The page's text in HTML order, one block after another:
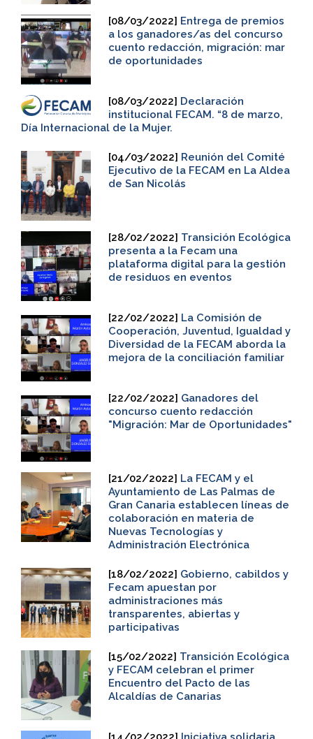
[08/03/2022] Entrega de premios
a los ganadores/as del concurso
cuento redacción, migración: mar
de oportunidades
[08/03/2022] Declaración
institucional FECAM. “8 de marzo,
Día Internacional de la Mujer.
[04/03/2022] Reunión del Comité
Ejecutivo de la FECAM en La Aldea
de San Nicolás
[28/02/2022] Transición Ecológica
presenta a la Fecam una
plataforma digital para la gestión
de residuos en eventos
[22/02/2022] La Comisión de
Cooperación, Juventud, Igualdad y
Diversidad de la FECAM aborda la
mejora de la conciliación familiar
[22/02/2022] Ganadores del
concurso cuento redacción
"Migración: Mar de Oportunidades"
[21/02/2022] La FECAM y el
Ayuntamiento de Las Palmas de
Gran Canaria establecen líneas de
colaboración en materia de
Nuevas Tecnologías y
Administración Electrónica
[18/02/2022] Gobierno, cabildos y
Fecam apuestan por
administraciones más
transparentes, abiertas y
participativas
[15/02/2022] Transición Ecológica
y FECAM celebran el primer
Encuentro del Pacto de las
Alcaldías de Canarias